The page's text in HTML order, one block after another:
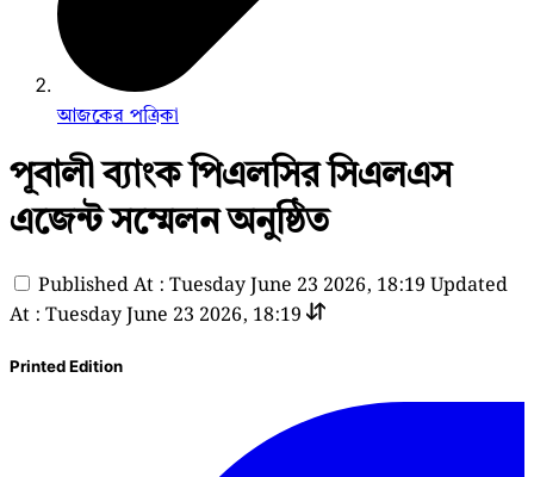
আজকের পত্রিকা
পূবালী ব্যাংক পিএলসির সিএলএস
এজেন্ট সম্মেলন অনুষ্ঠিত
Published At : Tuesday June 23 2026, 18:19 Updated
At : Tuesday June 23 2026, 18:19
Printed Edition